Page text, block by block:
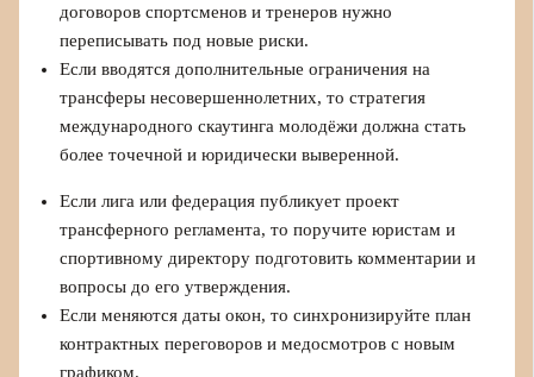
договоров спортсменов и тренеров нужно
переписывать под новые риски.
Если вводятся дополнительные ограничения на
трансферы несовершеннолетних, то стратегия
международного скаутинга молодёжи должна стать
более точечной и юридически выверенной.
Если лига или федерация публикует проект
трансферного регламента, то поручите юристам и
спортивному директору подготовить комментарии и
вопросы до его утверждения.
Если меняются даты окон, то синхронизируйте план
контрактных переговоров и медосмотров с новым
графиком.